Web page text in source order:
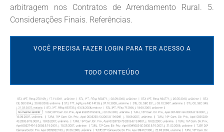
arbitragem nos Contratos de Arrendamento Rural. 5.
Considerações Finais. Referências.
VOCÊ PRECISA FAZER LOGIN PARA TER ACESSO A
TODO CONTEÚDO